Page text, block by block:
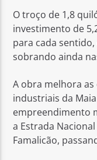
Rádio No ar
O troço de 1,8
investimento de
para cada
sobrando ainda
A obra melhora as
industriais da
empreendimento
a Estrada
Famalicão,